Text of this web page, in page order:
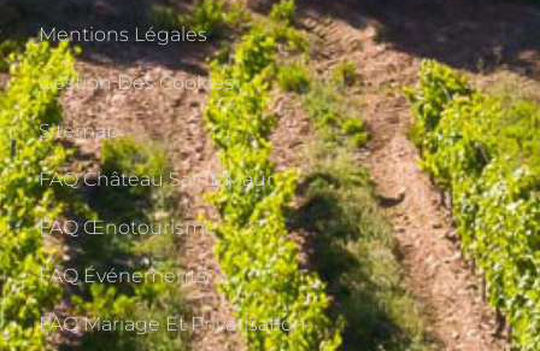
Mentions Légales
Gestion Des Cookies
Sitemap
FAQ Château Saint-Maur
FAQ Œnotourisme
FAQ Événements
FAQ Mariage Et Privatisation